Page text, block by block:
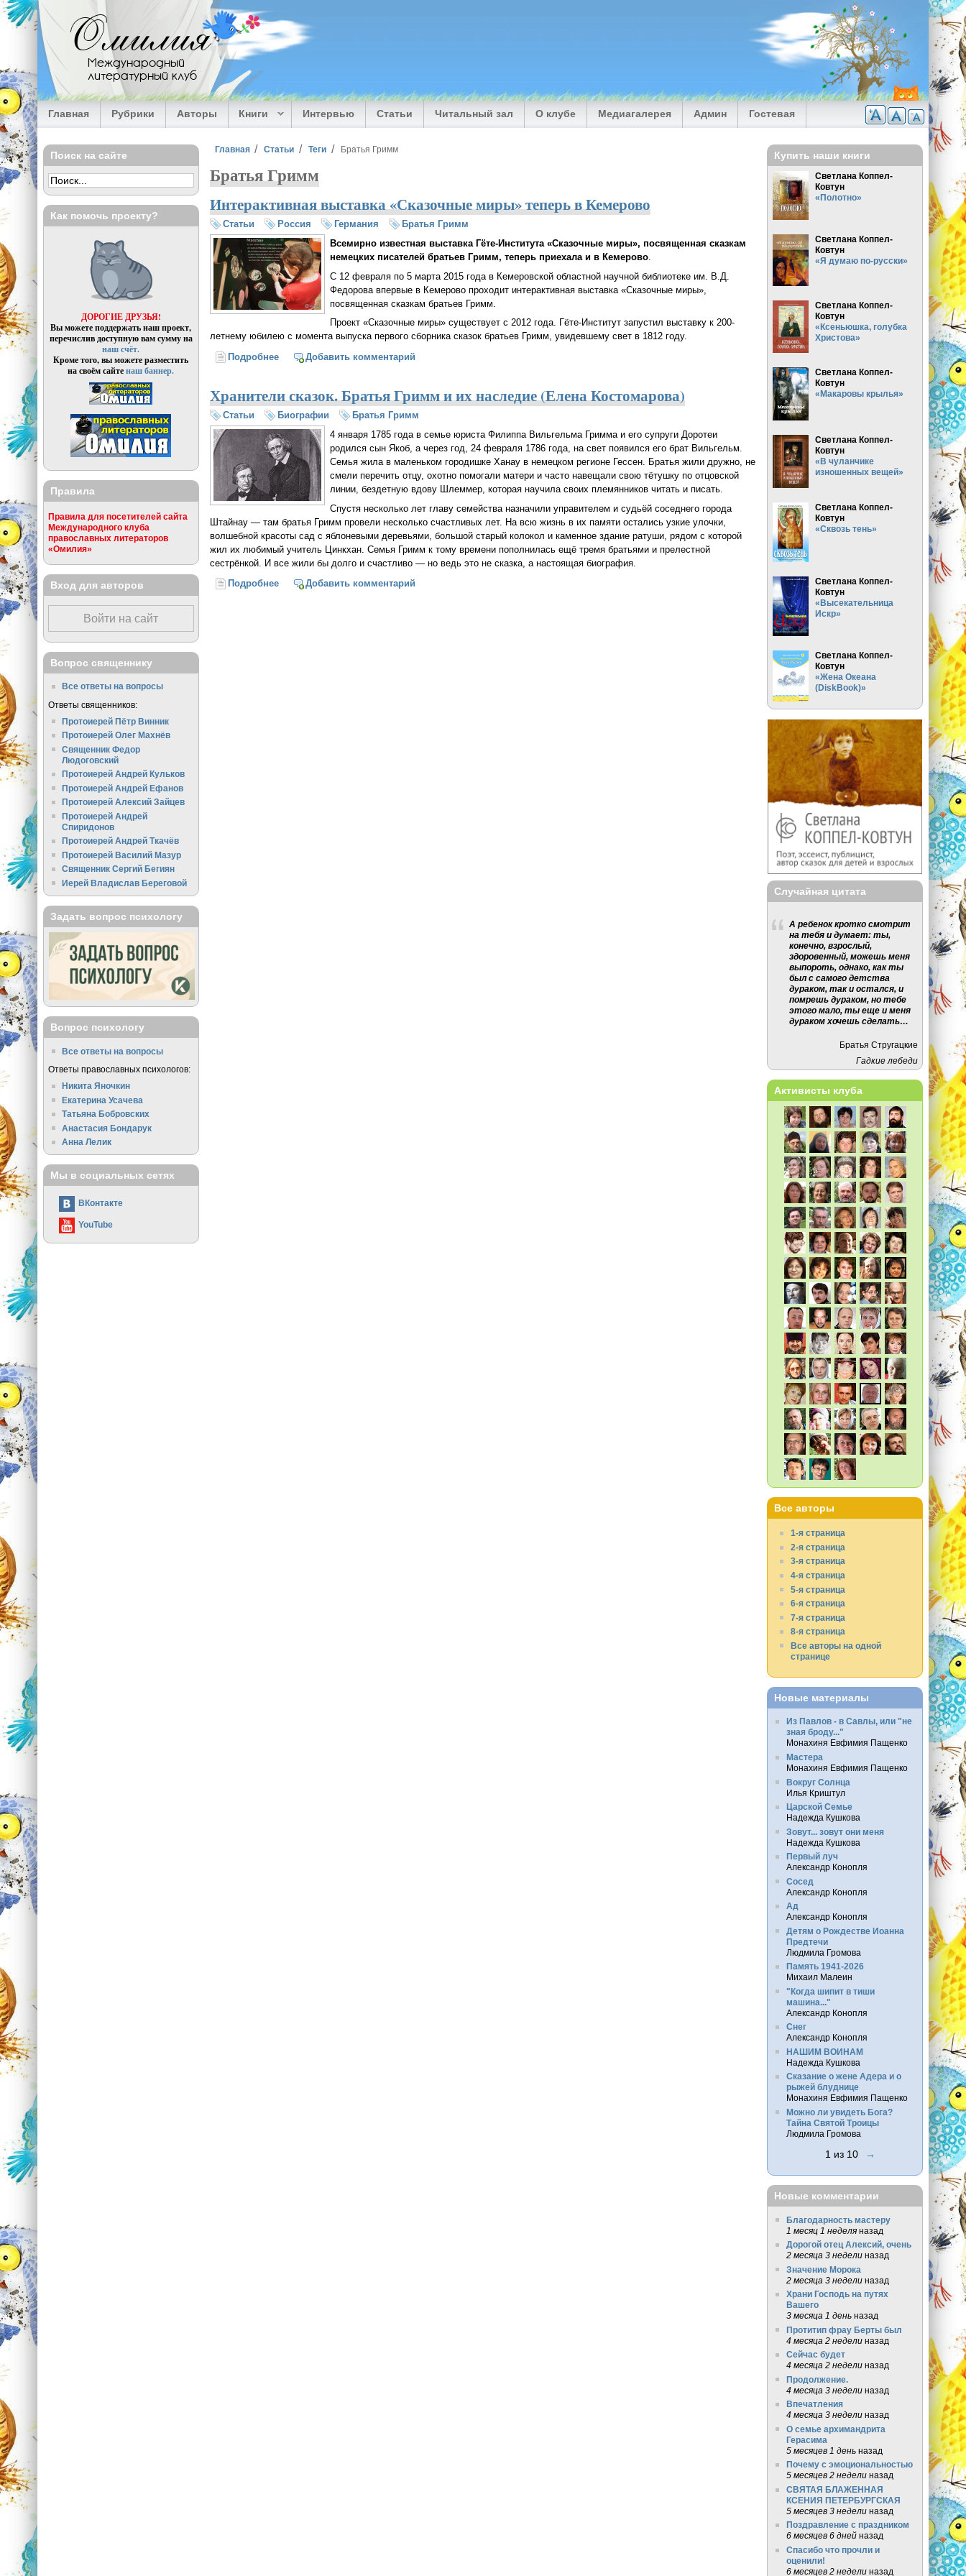
Перейти к основному содержанию
Омилия
Международный
литературный клуб
Главная Рубрики Авторы Книги Интервью Статьи Читальный зал О клубе Медиагалерея Админ Гостевая
Вы здесь
Главная Статьи Теги Братья Гримм
Братья Гримм
Интерактивная выставка «Сказочные миры» теперь в Кемерово
Статьи Россия Германия
Братья Гримм
Всемирно известная выставка Гёте-Института «Сказочные миры», посвященная сказкам
немецких писателей братьев Гримм, теперь приехала и в Кемерово
C 12 февраля по 5 марта 2015 года в Кемеровской областной научной библиотеке им. В.Д.
Федорова впервые в Кемерово проходит интерактивная выставка «Сказочные миры»,
посвященная сказкам братьев Гримм.
Проект «Сказочные миры» существует с 2012 года. Гёте-Институт запустил выставку к 200-
летнему юбилею с момента выпуска первого сборника сказок братьев Гримм, увидевшему свет в 1812 году.
Подробнеео Интерактивная выставка «Сказочные миры» теперь в Кемерово
Добавить комментарий
Хранители сказок. Братья Гримм и их наследие (Елена Костомарова)
Статьи Биографии
Братья Гримм
4 января 1785 года в семье юриста Филиппа Вильгельма Гримма и его супруги Доротеи
родился сын Якоб, а через год, 24 февраля 1786 года, на свет появился его брат Вильгельм.
Семья жила в маленьком городишке Ханау в немецком регионе Гессен. Братья жили дружно, не
смели перечить отцу, охотно помогали матери и часто навещали свою тётушку по отцовской
линии, бездетную вдову Шлеммер, которая научила своих племянников читать и писать.
Спустя несколько лет главу семейства назначили управителем и судьёй соседнего города
Штайнау — там братья Гримм провели несколько счастливых лет. На всю жизнь в их памяти остались узкие улочки,
волшебной красоты сад с яблоневыми деревьями, большой старый колокол и каменное здание ратуши, рядом с которой
жил их любимый учитель Цинкхан. Семья Гримм к тому времени пополнилась ещё тремя братьями и прелестной
сестрёнкой. И все жили бы долго и счастливо — но ведь это не сказка, а настоящая биография.
Подробнеео Хранители сказок. Братья Гримм и их наследие (Елена Костомарова)
Добавить комментарий
Поиск на сайте
Как помочь проекту?
ДОРОГИЕ ДРУЗЬЯ!
Вы можете поддержать наш проект,
перечислив доступную вам сумму на
наш счёт.
Кроме того, вы можете разместить
на своём сайтенаш баннер.
Правила
Правила для посетителей сайта
Международного клуба
православных литераторов
«Омилия»
Вход для авторов
Войти на сайт
Вопрос священнику
Все ответы на вопросы
Ответы священников:
Протоиерей Пётр Винник
Протоиерей Олег Махнёв
Священник Федор
Людоговский
Протоиерей Андрей Кульков
Протоиерей Андрей Ефанов
Протоиерей Алексий Зайцев
Протоиерей Андрей
Спиридонов
Протоиерей Андрей Ткачёв
Протоиерей Василий Мазур
Священник Сергий Бегиян
Иерей Владислав Береговой
Задать вопрос психологу
Вопрос психологу
Все ответы на вопросы
Ответы православных психологов:
Никита Яночкин
Екатерина Усачева
Татьяна Бобровских
Анастасия Бондарук
Анна Лелик
Мы в социальных сетях
ВКонтакте
YouTube
Купить наши книги
Светлана Коппел-
Ковтун
«Полотно»
Светлана Коппел-
Ковтун
«Я думаю по-русски»
Светлана Коппел-
Ковтун
«Ксеньюшка, голубка
Христова»
Светлана Коппел-
Ковтун
«Макаровы крылья»
Светлана Коппел-
Ковтун
«В чуланчике
изношенных вещей»
Светлана Коппел-
Ковтун
«Сквозь тень»
Светлана Коппел-
Ковтун
«Высекательница
Искр»
Светлана Коппел-
Ковтун
«Жена Океана
(DiskBook)»
Случайная цитата
А ребенок кротко смотрит
на тебя и думает: ты,
конечно, взрослый,
здоровенный, можешь меня
выпороть, однако, как ты
был с самого детства
дураком, так и остался, и
помрешь дураком, но тебе
этого мало, ты еще и меня
дураком хочешь сделать…
Братья Стругацкие
Гадкие лебеди
Активисты клуба
Все авторы
1-я страница
2-я страница
3-я страница
4-я страница
5-я страница
6-я страница
7-я страница
8-я страница
Все авторы на одной
странице
Новые материалы
Из Павлов - в Савлы, или "не
зная броду..."
Монахиня Евфимия Пащенко
Мастера
Монахиня Евфимия Пащенко
Вокруг Солнца
Илья Криштул
Царской Семье
Надежда Кушкова
Зовут... зовут они меня
Надежда Кушкова
Первый луч
Александр Конопля
Сосед
Александр Конопля
Ад
Александр Конопля
Детям о Рождестве Иоанна
Предтечи
Людмила Громова
Память 1941-2026
Михаил Малеин
"Когда шипит в тиши
машина..."
Александр Конопля
Снег
Александр Конопля
НАШИМ ВОИНАМ
Надежда Кушкова
Сказание о жене Адера и о
рыжей блуднице
Монахиня Евфимия Пащенко
Можно ли увидеть Бога?
Тайна Святой Троицы
Людмила Громова
1 из 10 →
Новые комментарии
Благодарность мастеру
1 месяц 1 неделяназад
Дорогой отец Алексий, очень
2 месяца 3 неделиназад
Значение Морока
2 месяца 3 неделиназад
Храни Господь на путях
Вашего
3 месяца 1 деньназад
Протитип фрау Берты был
4 месяца 2 неделиназад
Сейчас будет
4 месяца 2 неделиназад
Продолжение.
4 месяца 3 неделиназад
Впечатления
4 месяца 3 неделиназад
О семье архимандрита
Герасима
5 месяцев 1 деньназад
Почему с эмоциональностью
5 месяцев 2 неделиназад
СВЯТАЯ БЛАЖЕННАЯ
КСЕНИЯ ПЕТЕРБУРГСКАЯ
5 месяцев 3 неделиназад
Поздравление с праздником
6 месяцев 6 днейназад
Спасибо что прочли и
оценили!
6 месяцев 2 неделиназад